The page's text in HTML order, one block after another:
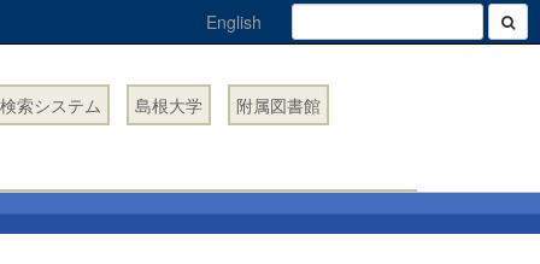
English
索システム 島根大学 附属図書館